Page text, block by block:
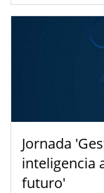
Jornada
inteligencia
futuro'